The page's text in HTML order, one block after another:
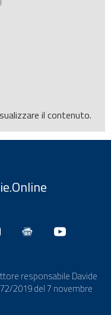
il contenuto.
responsabile Davide
2019 del 7 novembre